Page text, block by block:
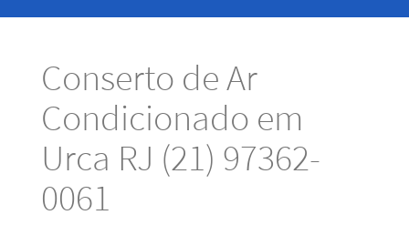
Conserto de Ar
Condicionado em
Urca RJ (21) 97362-
0061